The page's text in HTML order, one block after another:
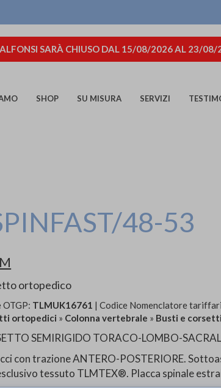
SARÀ CHIUSO DAL 15/08/2026 AL 23/08/
SHOP SU MISURA SERVIZI
48-53
ortopedico
OTGP: TLMUK16761 | Codice Nomenclatore
ortopedici » Colonna vertebrale » Busti e
SEMIRIGIDO TORACO-LOMBO-
con trazione ANTERO-POSTERIORE.
tessuto TLMTEX®. Placca spinale